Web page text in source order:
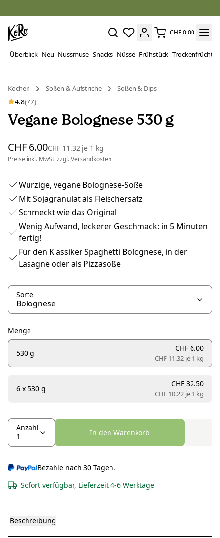
CHF 0.00
Überblick Neu Nussmuse Snacks Nüsse Frühstück Trockenfrüchte
Kochen
Soßen & Aufstriche Soßen & Dips
4.8(77)
Vegane Bolognese 530 g
CHF 6.00CHF 11.32 je 1 kg
Preise inkl. MwSt. zzgl.Versandkosten
Würzige, vegane Bolognese-Soße
Mit Sojagranulat als Fleischersatz
Schmeckt wie das Original
Wenig Aufwand, leckerer Geschmack: in 5 Minuten
fertig!
Für den Klassiker Spaghetti Bolognese, in der
Lasagne oder als Pizzasoße
Sorte
Menge
530 g
CHF 6.00
CHF 11.32 je 1 kg
6 x 530 g
CHF 32.50
CHF 10.22 je 1 kg
Anzahl
In den Warenkorb
Bezahle nach 30 Tagen.
Sofort verfügbar, Lieferzeit 4-6 Werktage
Beschreibung